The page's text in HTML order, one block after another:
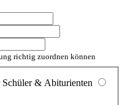
richtig zuordnen können
& Abiturienten